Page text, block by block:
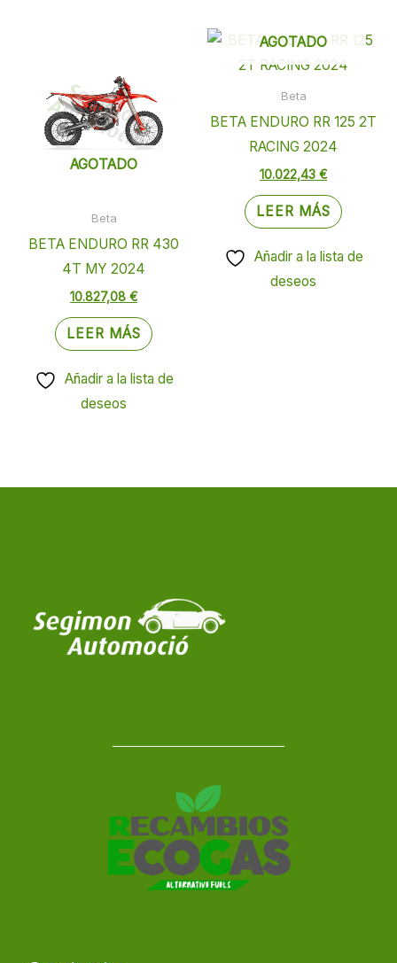
AGOTADO
Beta
BETA ENDURO RR 430
4T MY 2024
10.827,08 €
LEER MÁS
Añadir a la lista de
deseos
AGOTADO
Beta
BETA ENDURO RR 125 2T
RACING 2024
10.022,43 €
LEER MÁS
Añadir a la lista de
deseos